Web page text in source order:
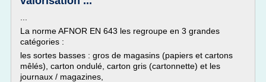
La norme AFNOR EN 643 les regroupe en 3 grandes
catégories :
les sortes basses : gros de magasins (papiers et cartons
mêlés), carton ondulé, carton gris (cartonnette) et les
journaux / magazines,